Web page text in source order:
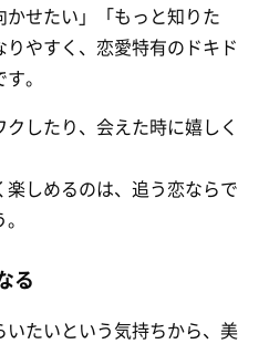
せたい」「もっと知りた
やすく、恋愛特有のドキド
。
したり、会えた時に嬉しく
楽しめるのは、追う恋ならで
る
たいという気持ちから、美